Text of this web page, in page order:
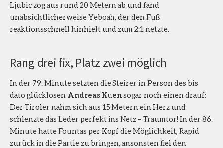
Ljubic zog aus rund 20 Metern ab und fand
unabsichtlicherweise Yeboah, der den Fuß
reaktionsschnell hinhielt und zum 2:1 netzte.
Rang drei fix, Platz zwei möglich
In der 79. Minute setzten die Steirer in Person des bis
dato glücklosen Andreas Kuensogar noch einen drauf:
Der Tiroler nahm sich aus 15 Metern ein Herz und
schlenzte das Leder perfekt ins Netz – Traumtor! In der 86.
Minute hatte Fountas per Kopf die Möglichkeit, Rapid
zurück in die Partie zu bringen, ansonsten fiel den